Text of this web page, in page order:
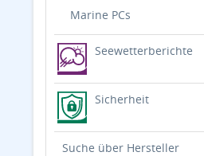
Marine PCs
Seewetterberichte
Sicherheit
Suche über Hersteller